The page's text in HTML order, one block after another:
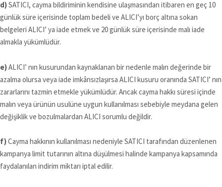
d)SATICI, cayma bildiriminin kendisine ulaşmasından itibaren en geç 10
günlük süre içerisinde toplam bedeli ve ALICI’yı borç altına sokan
belgeleri ALICI’ ya iade etmek ve 20 günlük süre içerisinde malı iade
almakla yükümlüdür.
e)ALICI’ nın kusurundan kaynaklanan bir nedenle malın değerinde bir
azalma olursa veya iade imkânsızlaşırsa ALICI kusuru oranında SATICI’ nın
zararlarını tazmin etmekle yükümlüdür. Ancak cayma hakkı süresi içinde
malın veya ürünün usulüne uygun kullanılması sebebiyle meydana gelen
değişiklik ve bozulmalardan ALICI sorumlu değildir.
f)Cayma hakkının kullanılması nedeniyle SATICI tarafından düzenlenen
kampanya limit tutarının altına düşülmesi halinde kampanya kapsamında
faydalanılan indirim miktarı iptal edilir.